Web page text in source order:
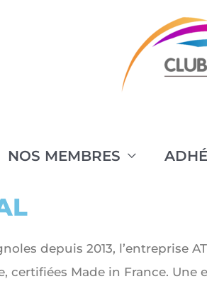
NOS MEMBRES
depuis 2013, l’entreprise
certifiées Made in France.